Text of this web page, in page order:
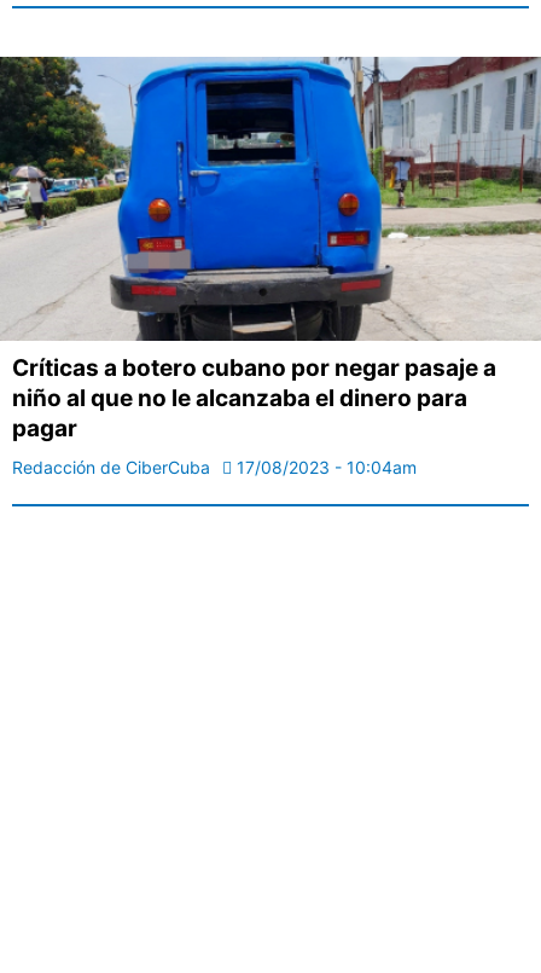
Críticas a botero cubano por negar pasaje a
niño al que no le alcanzaba el dinero para
pagar
Redacción de CiberCuba 17/08/2023 - 10:04am